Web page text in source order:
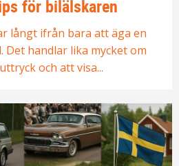
för bilälskaren
långt ifrån bara att äga en
Det handlar lika mycket om
och att visa...